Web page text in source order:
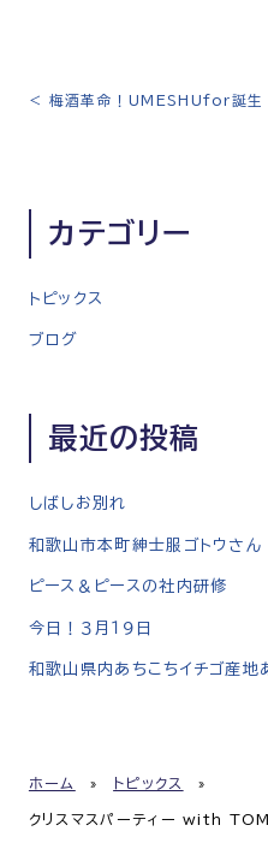
投
ゲ
シ
ン
< 梅酒革命！UMESHUfor誕生
カテゴリー
トピックス
ブログ
最近の投稿
しばしお別れ
和歌山市本町紳士服ゴトウさん
ピース＆ピースの社内研修
今日！３月１９日
和歌山県内あちこちイチゴ産地
ホーム » トピックス »
クリスマスパーティー with